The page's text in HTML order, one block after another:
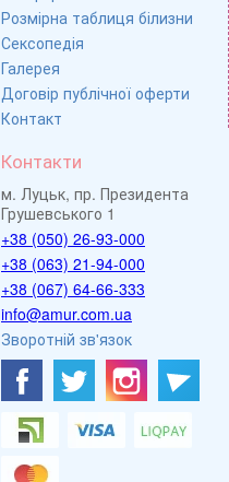
Розмірна таблиця білизни
Сексопедія
Галерея
Договір публічної оферти
Контакт
Контакти
м. Луцьк, пр. Президента
Грушевського 1
+38 (050) 26-93-000
+38 (063) 21-94-000
+38 (067) 64-66-333
info@amur.com.ua
Зворотній зв'язок